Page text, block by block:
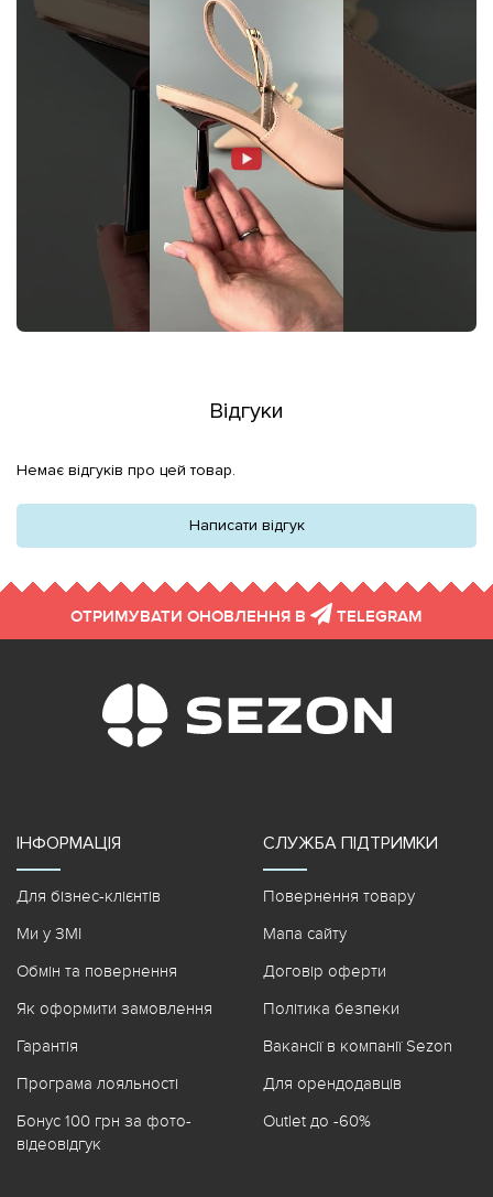
Відгуки
Немає відгуків про цей товар.
Написати відгук
ОТРИМУВАТИ ОНОВЛЕННЯ В TELEGRAM
ІНФОРМАЦІЯ
Для бізнес-клієнтів
Ми у ЗМІ
Обмін та повернення
Як оформити замовлення
Гарантія
Програма лояльності
Бонус 100 грн за фото-
відеовідгук
СЛУЖБА ПІДТРИМКИ
Повернення товару
Мапа сайту
Договір оферти
Політика безпеки
Вакансії в компанії Sezon
Для орендодавців
Outlet до -60%